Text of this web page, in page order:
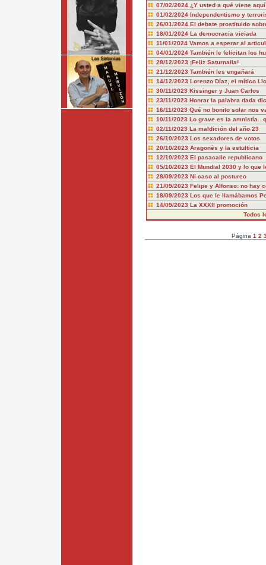
07/02/2024 ¿Y usted a qué viene
01/02/2024 Independentismo y
26/01/2024 El debate prostituido
18/01/2024 La democracia viciada
11/01/2024 Vamos a esperar al
04/01/2024 También le felicitan los
28/12/2023 ¡Feliz Saturnalia!
21/12/2023 También les engañará
14/12/2023 Lorenzo Díaz, el mítico
30/11/2023 Kissinger y Juan Carlos
23/11/2023 Honrar la palabra dada
16/11/2023 Qué no bonito solar nos
10/11/2023 Lo grave es la
02/11/2023 La maldición del año 23
26/10/2023 Los sexadores de votos
20/10/2023 Aragonès y la estulticia
12/10/2023 El pasacalle republicano
05/10/2023 El Mundial 2030 y lo que
28/09/2023 Ni caso al postureo
21/09/2023 Felipe y Alfonso: no hay
18/09/2023 Los que le llamábamos
14/09/2023 La XXXII promoción
Todos
Página 1 2